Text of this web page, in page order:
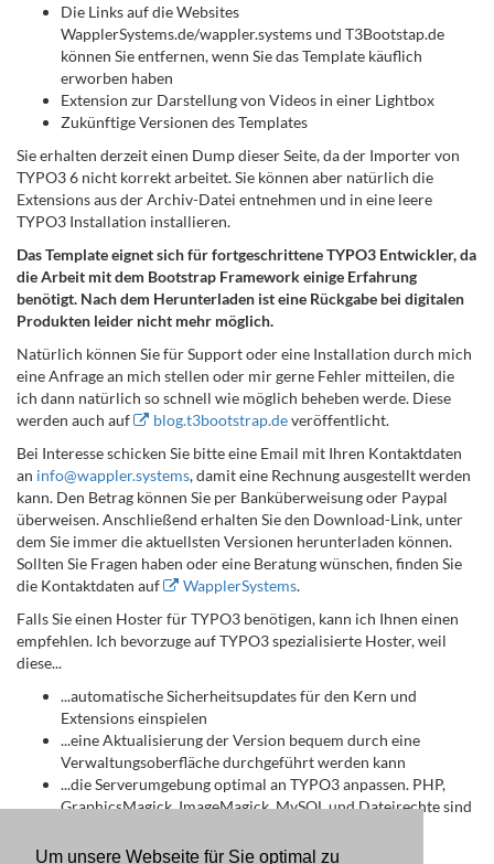
Um unsere Webseite für Sie optimal zu
Die Links auf die Websites
WapplerSystems.de/wappler.systems und T3Bootstap.de
können Sie entfernen, wenn Sie das Template käuflich
erworben haben
Extension zur Darstellung von Videos in einer Lightbox
Zukünftige Versionen des Templates
Sie erhalten derzeit einen Dump dieser Seite, da der Importer von
TYPO3 6 nicht korrekt arbeitet. Sie können aber natürlich die
Extensions aus der Archiv-Datei entnehmen und in eine leere
TYPO3 Installation installieren.
Das Template eignet sich für fortgeschrittene TYPO3 Entwickler, da
die Arbeit mit dem Bootstrap Framework einige Erfahrung
benötigt. Nach dem Herunterladen ist eine Rückgabe bei digitalen
Produkten leider nicht mehr möglich.
Natürlich können Sie für Support oder eine Installation durch mich
eine Anfrage an mich stellen oder mir gerne Fehler mitteilen, die
ich dann natürlich so schnell wie möglich beheben werde. Diese
werden auch auf
blog.t3bootstrap.deveröffentlicht.
Bei Interesse schicken Sie bitte eine Email mit Ihren Kontaktdaten
an info@wappler.systems, damit eine Rechnung ausgestellt werden
kann. Den Betrag können Sie per Banküberweisung oder Paypal
überweisen. Anschließend erhalten Sie den Download-Link, unter
dem Sie immer die aktuellsten Versionen herunterladen können.
Sollten Sie Fragen haben oder eine Beratung wünschen, finden Sie
die Kontaktdaten auf
WapplerSystems.
Falls Sie einen Hoster für TYPO3 benötigen, kann ich Ihnen einen
empfehlen. Ich bevorzuge auf TYPO3 spezialisierte Hoster, weil
diese...
...automatische Sicherheitsupdates für den Kern und
Extensions einspielen
...eine Aktualisierung der Version bequem durch eine
Verwaltungsoberfläche durchgeführt werden kann
...die Serverumgebung optimal an TYPO3 anpassen. PHP,
GraphicsMagick, ImageMagick, MySQL und Dateirechte sind